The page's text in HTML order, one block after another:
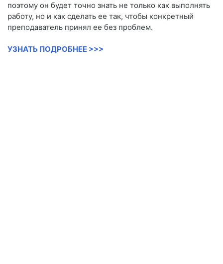
поэтому он будет точно знать не только как выполнять
работу, но и как сделать ее так, чтобы конкретный
преподаватель принял ее без проблем.
УЗНАТЬ ПОДРОБНЕЕ >>>